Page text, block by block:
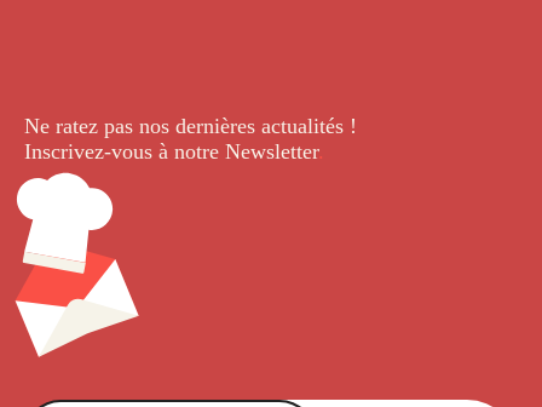
Ne ratez pas nos dernières actualités !
Inscrivez-vous à notre Newsletter.